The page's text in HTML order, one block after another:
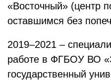
«Восточный» (центр
оставшимся без
2019–2021 –
работе в ФГБОУ ВО
государственный